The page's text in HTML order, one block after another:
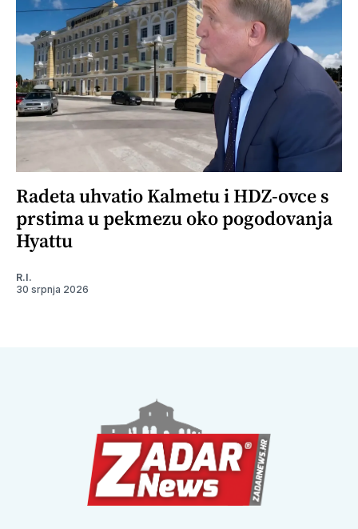
Radeta uhvatio Kalmetu i HDZ-ovce s
prstima u pekmezu oko pogodovanja
Hyattu
R.I.
30 srpnja 2026